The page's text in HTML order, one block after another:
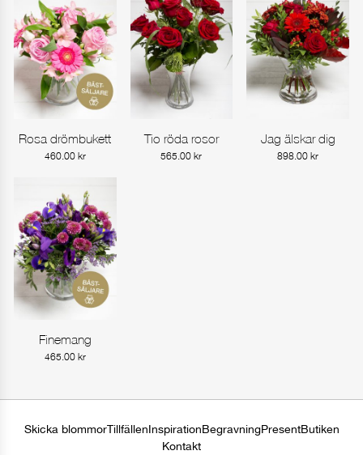
Gå till produkt
Rosa drömbukett
460.00 kr
Gå till produkt
Tio röda rosor
565.00kr
Gå till produkt
Jag älskar dig
898.00kr
Gå till produkt
Finemang
465.00 kr
Skicka blommorTillfällenInspirationBegravningPresentButiken
Kontakt